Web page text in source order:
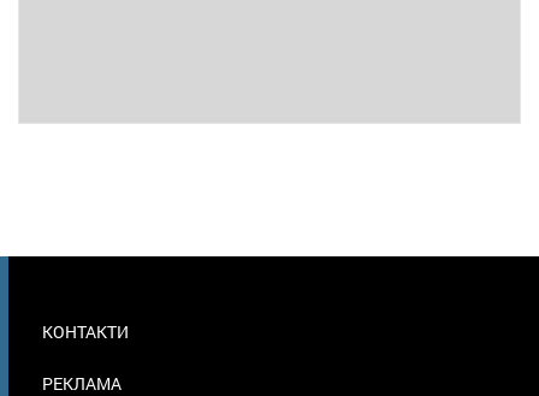
В
КОНТАКТИ
РЕКЛАМА